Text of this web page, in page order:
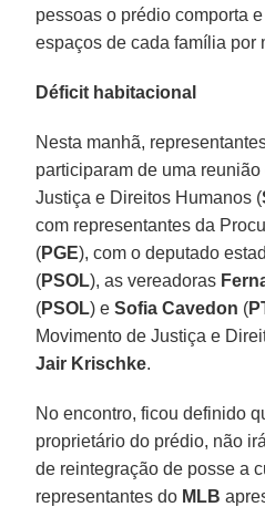
pessoas o prédio comporta
espaços de cada família por
Déficit habitacional
Nesta manhã,
participaram de uma
Justiça e Direitos Humanos (
com representantes da
(PGE), com o deputado
(PSOL), as vereadoras
(PSOL) eSofia Cavedon (
Movimento de Justiça e
Jair Krischke.
No encontro, ficou definido
proprietário do prédio, não
de reintegração de posse a
representantes do MLB